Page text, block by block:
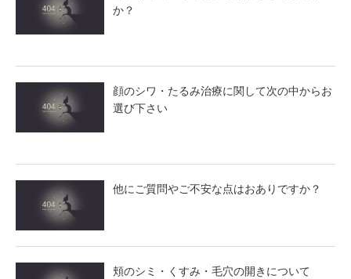
か？
顔のシワ・たるみ治療に関して次の中からお
選び下さい
他にご質問やご不安な点はおありですか？
頬のシミ・くすみ・毛穴の開きについて